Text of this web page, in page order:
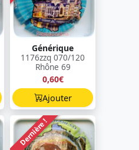
Générique
1176zzq 070/120
Rhône 69
0,60€
Ajouter
Dernière !